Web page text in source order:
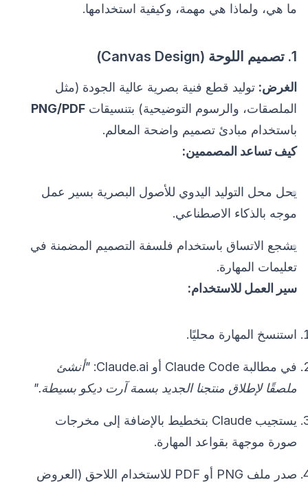
ما هي، ولماذا هي مهمة، وكيفية استخدامها.
1. تصميم اللوحة (Canvas Design)
الغرض: توليد قطع فنية بصرية عالية الجودة (مثل
الملصقات، والرسوم التوضيحية) بتنسيقات PNG/PDF
باستخدام مبادئ تصميم واضحة المعالم.
كيف تساعد المصممين:
يحل محل التوليد اليدوي للأصول البصرية بسير عمل
موجه بالذكاء الاصطناعي.
يشجع الاتساق باستخدام فلسفة التصميم المضمنة في
تعليمات المهارة.
سير العمل للاستخدام:
استنسخ المهارة محليًا.
في مطالبة Claude Code أو Claude.ai:
"أنشئ
ملصقًا لإطلاق منتجنا الجديد بسمة آرت ديكو بسيطة."
يستجيب Claude بتخطيط بالإضافة إلى مخرجات
صورة موجهة بقواعد المهارة.
صدر ملف PNG أو PDF للاستخدام اللاحق (العروض